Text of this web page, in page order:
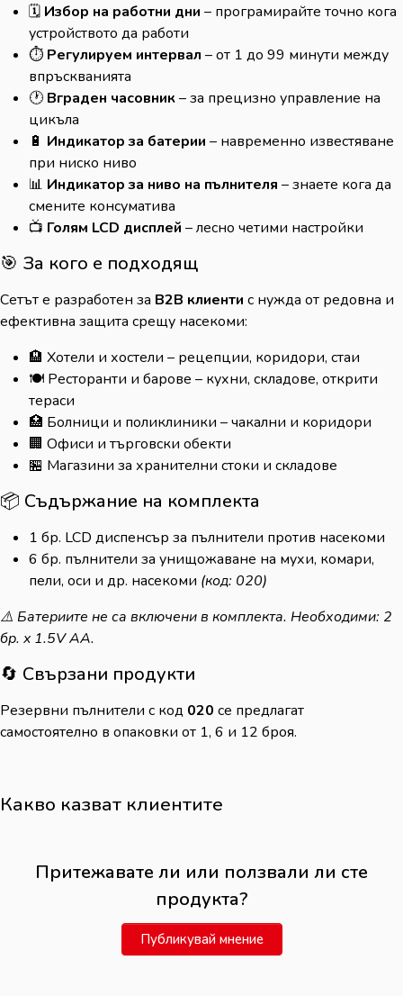
🗓️ Избор на работни дни – програмирайте точно кога
устройството да работи
⏱️ Регулируем интервал – от 1 до 99 минути между
впръскванията
🕐 Вграден часовник– за прецизно управление на
цикъла
🔋 Индикатор за батерии – навременно известяване
при ниско ниво
📊 Индикатор за ниво на пълнителя – знаете кога да
смените консуматива
📺 Голям LCD дисплей – лесно четими настройки
🎯 За кого е подходящ
Сетът е разработен за B2B клиенти с нужда от редовна и
ефективна защита срещу насекоми:
🏨 Хотели и хостели – рецепции, коридори, стаи
🍽️ Ресторанти и барове – кухни, складове, открити
тераси
🏥 Болници и поликлиники – чакални и коридори
🏢 Офиси и търговски обекти
🏪 Магазини за хранителни стоки и складове
📦 Съдържание на комплекта
1 бр. LCD диспенсър за пълнители против насекоми
6 бр. пълнители за унищожаване на мухи, комари,
пели, оси и др. насекоми (код: 020)
⚠️ Батериите не са включени в комплекта. Необходими: 2
бр. x 1.5V AA.
🔄 Свързани продукти
Резервни пълнители с код 020 се предлагат
самостоятелно в опаковки от 1, 6 и 12 броя.
Какво казват клиентите
Притежавате ли или ползвали ли сте
продукта?
Публикувай мнение